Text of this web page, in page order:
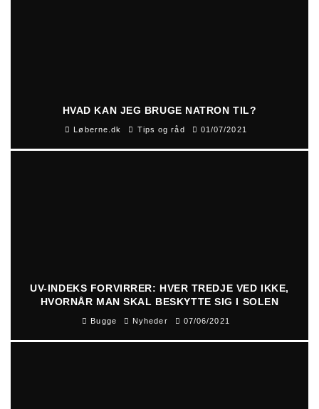
HVAD KAN JEG BRUGE NATRON TIL?
Løberne.dk Tips og råd 01/07/2021
UV-INDEKS FORVIRRER: HVER TREDJE VED IKKE,
HVORNÅR MAN SKAL BESKYTTE SIG I SOLEN
Bugge Nyheder 07/06/2021